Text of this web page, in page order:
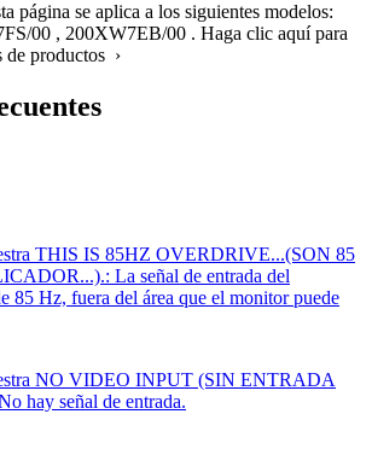
página se aplica a los siguientes modelos:
00 , 200XW7EB/00 . Haga clic aquí para
de productos ›
THIS IS 85HZ OVERDRIVE...(SON 85
La señal de entrada del
85 Hz, fuera del área que el monitor puede
NO VIDEO INPUT (SIN ENTRADA
hay señal de entrada.